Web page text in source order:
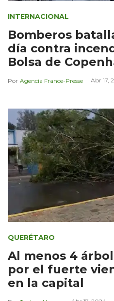
INTERNACIONAL
Bomberos
día contra
Bolsa de
Agencia France-Presse Abr 17,
QUERÉTARO
Al menos 4
por el fuerte
en la capital